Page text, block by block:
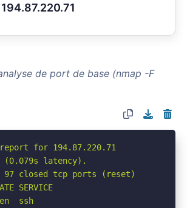
194.87.220.71
de port de base (nmap -F
report for 194.87.220.71
(0.079s latency).
97 closed tcp ports (reset)
SERVICE
ssh